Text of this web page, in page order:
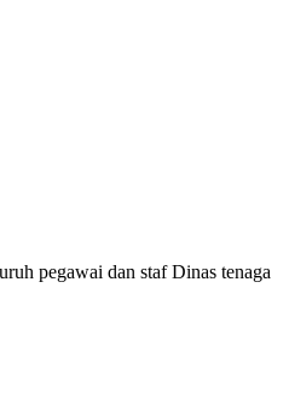
pegawai dan staf Dinas tenaga